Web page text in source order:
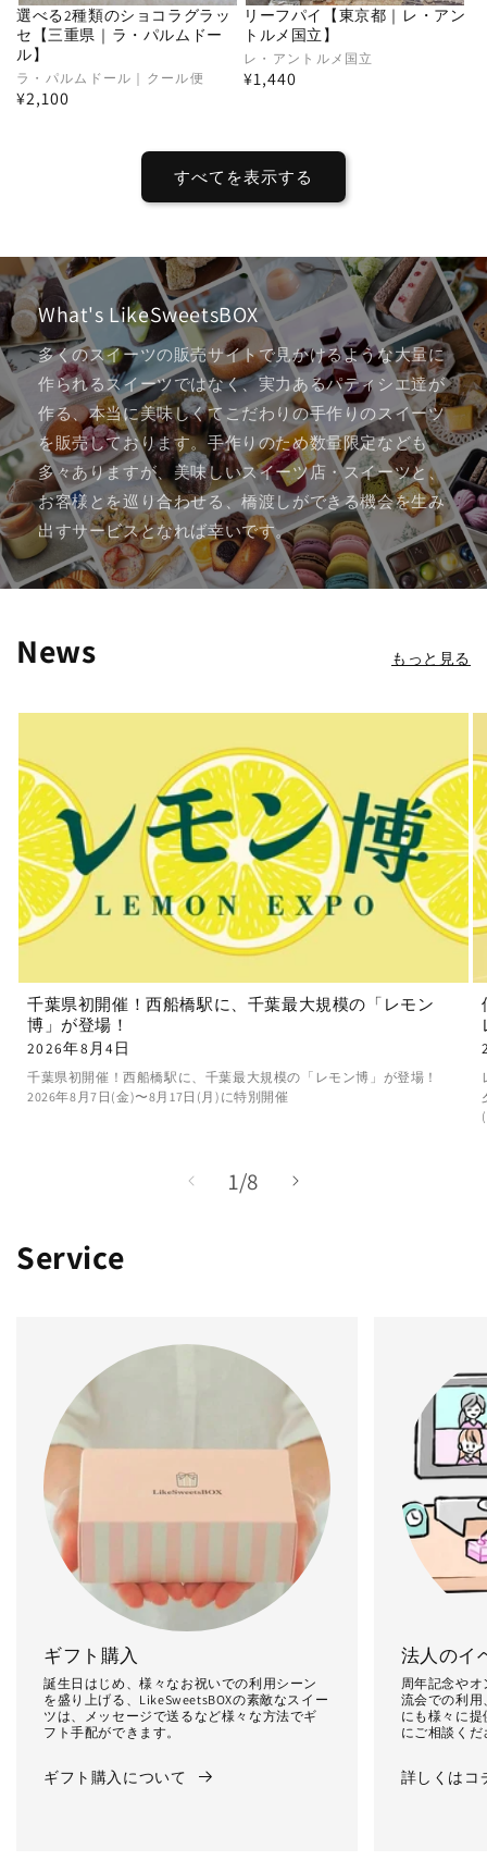
選べる2種類のショコラグラッ
セ【三重県｜ラ・パルムドー
ル】
販
売
ラ・パルムドール｜クール便
通
¥2,100
リーフパイ【東京都｜レ・アン
トルメ国立】
販
売
レ・アントルメ国立
通
格
¥1,440
すべてを表示する
What's LikeSweetsBOX
多くのスイーツの販売サイトで見かけるような大量に
作られるスイーツではなく、実力あるパティシエ達が
作る、本当に美味しくてこだわりの手作りのスイーツ
を販売しております。手作りのため数量限定なども
多々ありますが、美味しいスイーツ店・スイーツと、
お客様とを巡り合わせる、橋渡しができる機会を生み
出すサービスとなれば幸いです。
News もっと見る
千葉県初開催！西船橋駅に、千葉最大規模の「レモン
博」が登場！
2026年8月4日
千葉県初開催！西船橋駅に、千葉最大規模の「レモン博」が登場！
2026年8月7日(金)〜8月17日(月)に特別開催
1/
の8
Service
ギフト購入
誕生日はじめ、様々なお祝いでの利用シーン
を盛り上げる、LikeSweetsBOXの素敵なスイー
ツは、メッセージで送るなど様々な方法でギ
フト手配ができます。
ギフト購入について
法人のイ
周年記念や
流会での利
にも様々に
にご相談くだ
詳しくはコ